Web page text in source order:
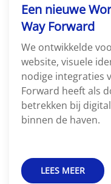
Een nieuwe
Way Forward
We ontwikkelde
website, visuele
nodige integraties
Forward heeft als
betrekken bij
binnen de haven.
LEES MEER